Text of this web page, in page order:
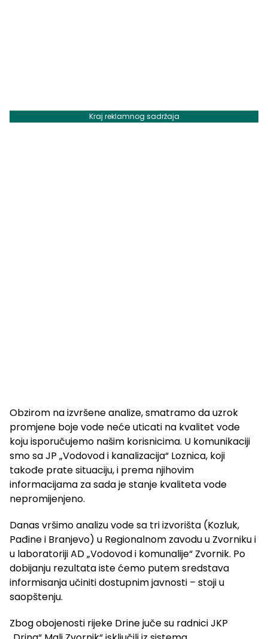
Kraj reklamnog sadržaja
Obzirom na izvršene analize, smatramo da uzrok
promjene boje vode neće uticati na kvalitet vode
koju isporučujemo našim korisnicima. U komunikaciji
smo sa JP „Vodovod i kanalizacija“ Loznica, koji
takođe prate situaciju, i prema njihovim
informacijama za sada je stanje kvaliteta vode
nepromijenjeno.
Danas vršimo analizu vode sa tri izvorišta (Kozluk,
Pađine i Branjevo) u Regionalnom zavodu u Zvorniku i
u laboratoriji AD „Vodovod i komunalije“ Zvornik. Po
dobijanju rezultata iste ćemo putem sredstava
informisanja učiniti dostupnim javnosti – stoji u
saopštenju.
Zbog obojenosti rijeke Drine juče su radnici JKP